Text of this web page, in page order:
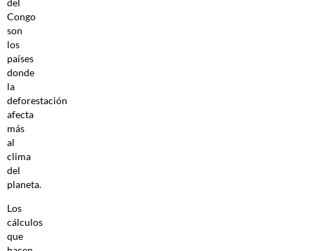
Congo
son
los
países
donde
la
deforestación
afecta
más
al
clima
del
planeta.
Los
cálculos
que